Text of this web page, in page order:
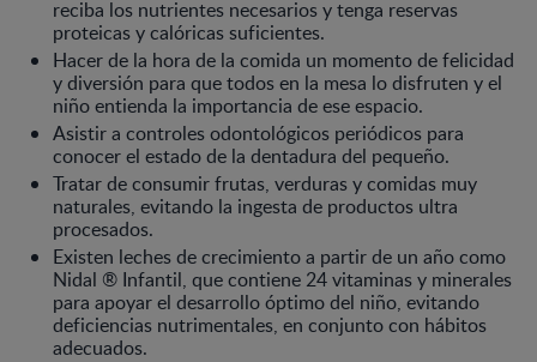
reciba los nutrientes necesarios y tenga reservas
proteicas y calóricas suficientes.
Hacer de la hora de la comida un momento de felicidad
y diversión para que todos en la mesa lo disfruten y el
niño entienda la importancia de ese espacio.
Asistir a controles odontológicos periódicos para
conocer el estado de la dentadura del pequeño.
Tratar de consumir frutas, verduras y comidas muy
naturales, evitando la ingesta de productos ultra
procesados.
Existen leches de crecimiento a partir de un año como
Nidal ® Infantil, que contiene 24 vitaminas y minerales
para apoyar el desarrollo óptimo del niño, evitando
deficiencias nutrimentales, en conjunto con hábitos
adecuados.